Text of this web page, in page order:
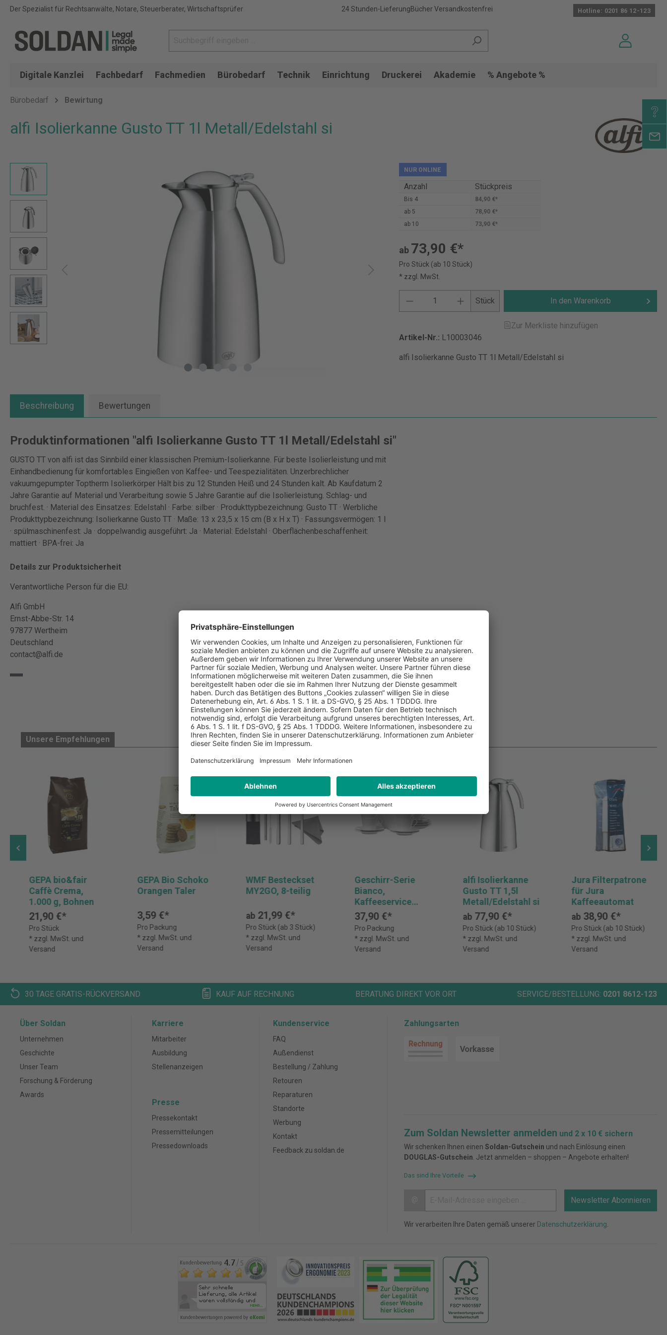
Der Spezialist für Rechtsanwälte, Notare, Steuerberater, Wirtschaftsprüfer 24 Stunden-LieferungBücher Versandkostenfrei Hotline: 0201 86 12-123
Digitale Kanzlei Fachbedarf Fachmedien Bürobedarf Technik Einrichtung Druckerei Akademie % Angebote %
Bürobedarf Bewirtung
alfi Isolierkanne Gusto TT 1l Metall/Edelstahl si
NUR ONLINE
Anzahl Stückpreis
Bis 4
84,90 €*
ab 5
78,90 €*
ab 10 73,90 €*
ab 73,90 €*
Pro Stück (ab 10 Stück)
* zzgl. MwSt.
Stück In den Warenkorb
Zur Merkliste hinzufügen
Artikel-Nr.: L10003046
alfi Isolierkanne Gusto TT 1l Metall/Edelstahl si
Beschreibung Bewertungen
Produktinformationen "alfi Isolierkanne Gusto TT 1l Metall/Edelstahl si"
GUSTO TT von alfi ist das Sinnbild einer klassischen Premium-Isolierkanne. Für beste Isolierleistung und mit
Einhandbedienung für komfortables Eingießen von Kaffee- und Teespezialitäten. Unzerbrechlicher
vakuumgepumpter Toptherm Isolierkörper Hält bis zu 12 Stunden Heiß und 24 Stunden kalt. Ab Kaufdatum 2
Jahre Garantie auf Material und Verarbeitung sowie 5 Jahre Garantie auf die Isolierleistung. Schlag- und
bruchfest. · Material des Einsatzes: Edelstahl · Farbe: silber · Produkttypbezeichnung: Gusto TT · Werbliche
Produkttypbezeichnung: Isolierkanne Gusto TT · Maße: 13 x 23,5 x 15 cm (B x H x T) · Fassungsvermögen: 1 l
· spülmaschinenfest: Ja · doppelwandig ausgeführt: Ja · Material: Edelstahl · Oberflächenbeschaffenheit:
mattiert · BPA-frei: Ja
Details zur Produktsicherheit
Verantwortliche Person für die EU:
Alfi GmbH
Ernst-Abbe-Str. 14
97877 Wertheim
Deutschland
contact@alfi.de
Unsere Empfehlungen
GEPA bio&fair
Caffè Crema,
1.000 g, Bohnen
21,90 €*
Pro Stück
* zzgl. MwSt. und
Versand
GEPA Bio Schoko
Orangen Taler
3,59 €*
Pro Packung
* zzgl. MwSt. und
Versand
WMF Besteckset
MY2GO, 8-teilig
ab 21,99 €*
Pro Stück (ab 3 Stück)
* zzgl. MwSt. und
Versand
Geschirr-Serie
Bianco,
Kaffeeservice
Bianco, 18-teilig
37,90 €*
Pro Packung
* zzgl. MwSt. und
Versand
alfi Isolierkanne
Gusto TT 1,5l
Metall/Edelstahl si
ab 77,90 €*
Pro Stück (ab 10 Stück)
* zzgl. MwSt. und
Versand
Jura Filterpatrone
für Jura
Kaffeeautomat
ab 38,90 €*
Pro Stück (ab 10 Stück)
* zzgl. MwSt. und
Versand
30 TAGE GRATIS-RÜCKVERSAND KAUF AUF RECHNUNG BERATUNG DIREKT VOR ORT SERVICE/BESTELLUNG: 0201 8612-123
Über Soldan
Unternehmen
Geschichte
Unser Team
Forschung & Förderung
Awards
Karriere
Mitarbeiter
Ausbildung
Stellenanzeigen
Presse
Pressekontakt
Pressemitteilungen
Pressedownloads
Kundenservice
FAQ
Außendienst
Bestellung / Zahlung
Retouren
Reparaturen
Standorte
Werbung
Kontakt
Feedback zu soldan.de
Zahlungsarten
Zum Soldan Newsletter anmelden und 2 x 10 € sichern
Wir schenken Ihnen einen Soldan-Gutschein und nach Einlösung einen
DOUGLAS-Gutschein . Jetzt anmelden – shoppen – Angebote erhalten!
Das sind Ihre Vorteile
Newsletter Abonnieren
Wir verarbeiten Ihre Daten gemäß unserer Datenschutzerklärung